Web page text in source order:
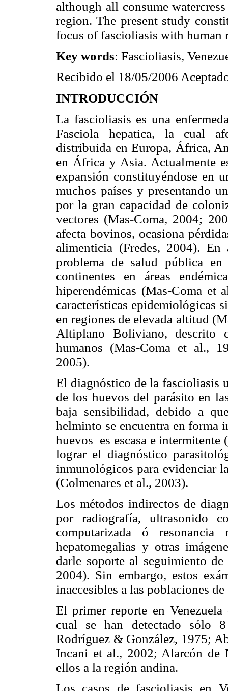
although all consume
region. The present study
focus of fascioliasis with human
Key words: Fascioliasis,
Recibido el 18/05/2006
INTRODUCCIÓN
La fascioliasis es una
Fasciola hepatica, la cual
distribuida en Europa, África,
en África y Asia. Actualmente
expansión constituyéndose en
muchos países y presentando
por la gran capacidad de
vectores (Mas-Coma, 2004;
afecta bovinos, ocasiona
alimenticia (Fredes, 2004). En
problema de salud pública en
continentes en áreas
hiperendémicas (Mas-Coma et
características epidemiológicas
en regiones de elevada altitud
Altiplano Boliviano, descrito
humanos (Mas-Coma et al.,
2005).
El diagnóstico de la fascioliasis
de los huevos del parásito en
baja sensibilidad, debido a
helminto se encuentra en forma
huevos es escasa e
lograr el diagnóstico
inmunológicos para evidenciar
(Colmenares et al., 2003).
Los métodos indirectos de
por radiografía, ultrasonido
computarizada ó resonancia
hepatomegalias y otras
darle soporte al seguimiento
2004). Sin embargo, estos
inaccesibles a las poblaciones
El primer reporte en
cual se han detectado sólo
Rodríguez & González, 1975;
Incani et al., 2002; Alarcón de
ellos a la región andina.